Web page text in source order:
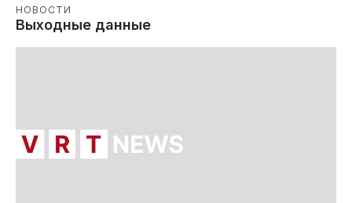
НОВОСТИ
Выходные данные